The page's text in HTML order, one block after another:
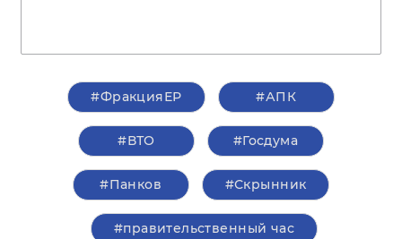
#ФракцияЕР #АПК
#ВТО #Госдума
#Панков #Скрынник
#правительственный час